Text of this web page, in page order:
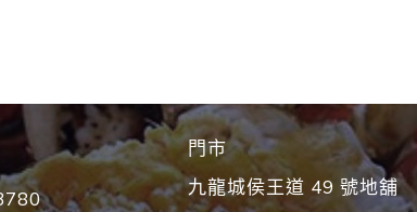
門市
九龍城侯王道 49 號地舖